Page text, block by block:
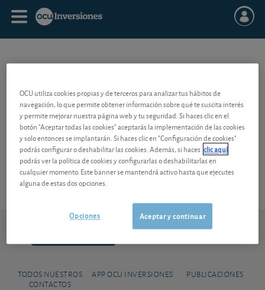
Antigua denominación para los Fondos de Inversión en Activos del
Mercado Monetario (FIAMM). Tras la entrada en vigor del nuevo
Reglamento en 2005, estos fondos, que invierten en letras del
tesoro, pagarés y títulos de renta fija hasta 18 meses, se denominan
fondos de renta fija a corto plazo.
Contacto de lunes a viernes de 9h-14h
TODOS NUESTROS
CONTACTOS
APP OCU INVERSIONES PUBLICACIONES
OCU utiliza cookies propias y de terceros para analizar tus hábitos de
navegación, lo que permite obtener información sobre qué te suscita interés
y permite mejorar nuestra página web y tu seguridad. Si haces clic en el
botón "Aceptar todas las cookies" aceptarás la implementación de las cookies
y solo entonces se implantarán. Si haces clic en "Configuración de cookies"
podrás configurar o deshabilitar las cookies. Además, si haces clic aquí
podrás ver la política de cookies y configurarlas o deshabilitarlas en
cualquier momento. Este banner se mantendrá activo hasta que ejecutes
alguna de estas dos opciones.
Aceptar y continuar
Opciones